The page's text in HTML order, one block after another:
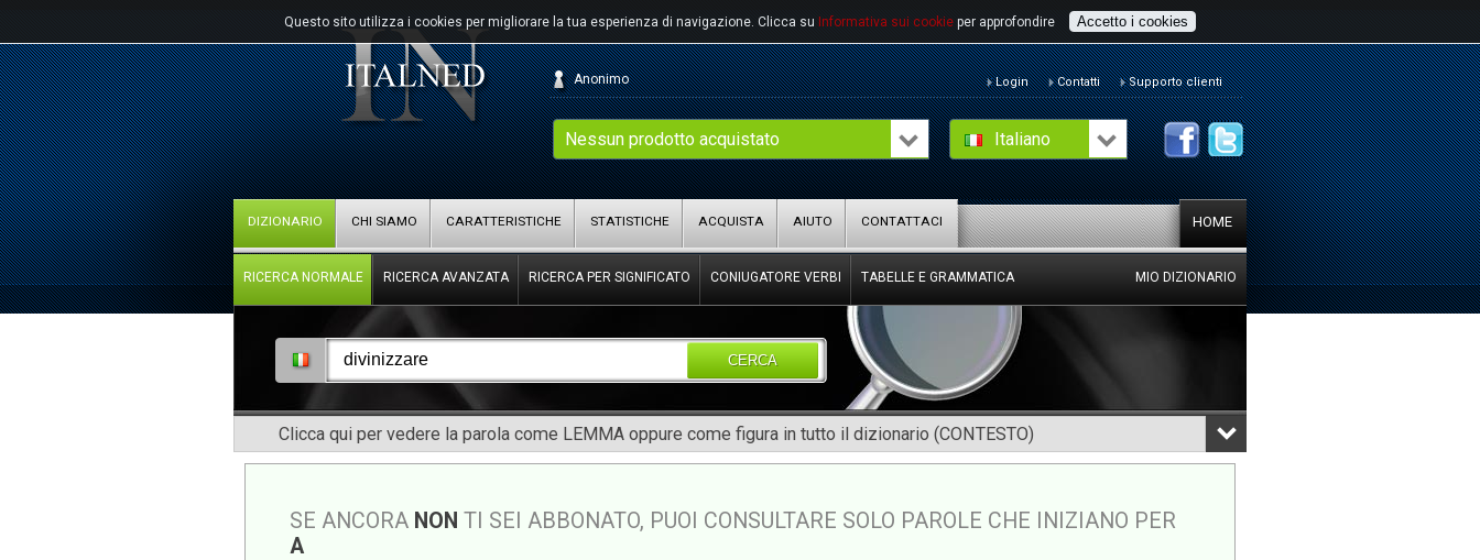
Questo sito utilizza i cookies per migliorare la tua esperienza di navigazione. Clicca su Informativa sui cookie per approfondire Accetto i cookies
Italiano
Nessun prodotto acquistato
Anonimo Login Contatti Supporto clienti
HOME
DIZIONARIO CHI SIAMO CARATTERISTICHE STATISTICHE ACQUISTA AIUTO CONTATTACI
RICERCA NORMALE RICERCA AVANZATA RICERCA PER SIGNIFICATO CONIUGATORE VERBI TABELLE E GRAMMATICA MIO DIZIONARIO
CERCA
Clicca qui per vedere la parola come LEMMA oppure come figura in tutto il dizionario (CONTESTO)
SE ANCORA NON TI SEI ABBONATO, PUOI CONSULTARE SOLO PAROLE CHE INIZIANO PER
A